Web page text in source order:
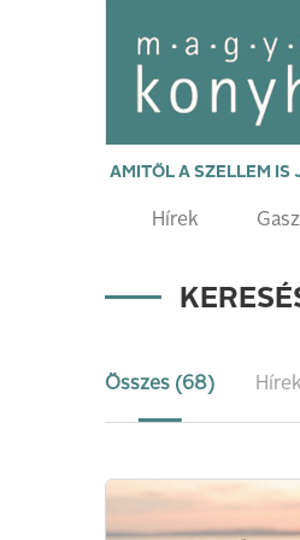
AMITŐL A SZELLEM IS
Hírek
Összes (68)